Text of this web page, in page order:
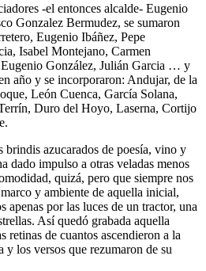
-el entonces alcalde- Eugenio
Gonzalez Bermudez, se sumaron
Eugenio Ibáñez, Pepe
Isabel Montejano, Carmen
González, Julián Garcia … y
año y se incorporaron: Andujar, de la
León Cuenca, García Solana,
Duro del Hoyo, Laserna, Cortijo
azucarados de poesía, vino y
dado impulso a otras veladas menos
quizá, pero que siempre nos
y ambiente de aquella inicial,
apenas por las luces de un tractor, una
Así quedó grabada aquella
retinas de cuantos ascendieron a la
y los versos que rezumaron de su